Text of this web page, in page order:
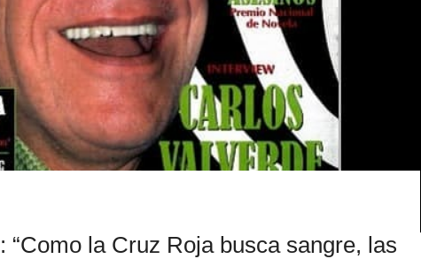
“Como la Cruz Roja busca sangre, las